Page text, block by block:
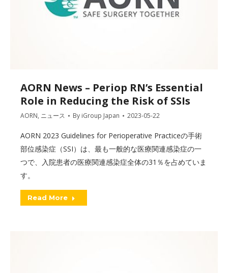
AORN News – Periop RN’s Essential
Role in Reducing the Risk of SSIs
AORN, ニュース By iGroup Japan 2023-05-22
AORN 2023 Guidelines for Perioperative Practiceの手術
部位感染症（SSI）は、最も一般的な医療関連感染症の一
つで、入院患者の医療関連感染症全体の31％を占めていま
す。
Read More